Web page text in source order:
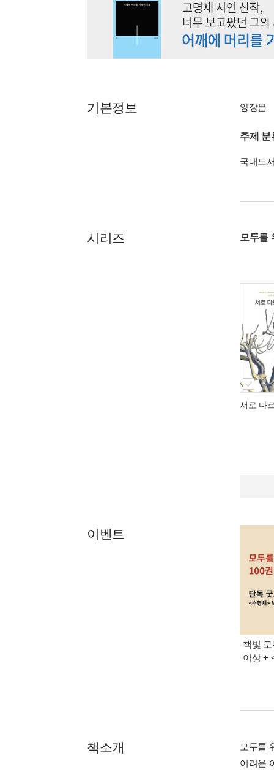
기본정보 양장본
주제 분
국내도
시리즈 모두를
서로 다
이벤트
책빛
이상 +
책소개
모두를
어려운